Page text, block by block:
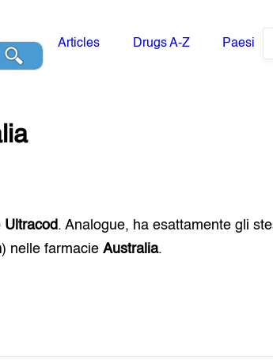
Articles Drugs A-Z Paesi
Ultracod. Analogue, ha esattamente gli
) nelle farmacieAustralia.